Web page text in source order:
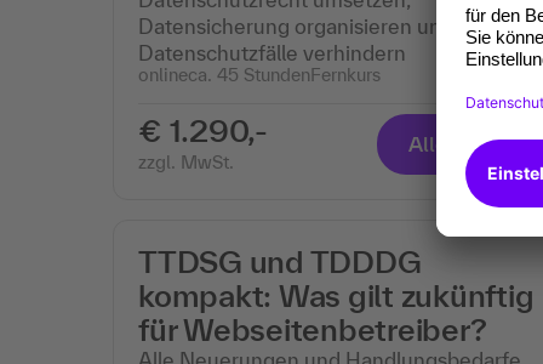
Datensicherung organisieren und
Datenschutzfälle verhindern
onlineca. 45 StundenFernkurs
€ 1.290,-
zzgl. MwSt.
Alle Infos
TTDSG und TDDDG
kompakt: Was gilt zukünftig
für Webseitenbetreiber?
Alle Neuerungen und Handlungsbedarfe